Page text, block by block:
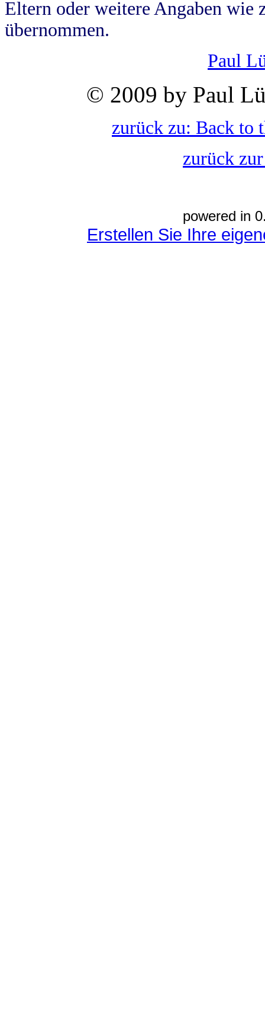
Eltern oder weitere Angaben wie
übernommen.
Paul
© 2009 by Paul
zurück zu: Back to
zurück
powered in
Erstellen Sie Ihre